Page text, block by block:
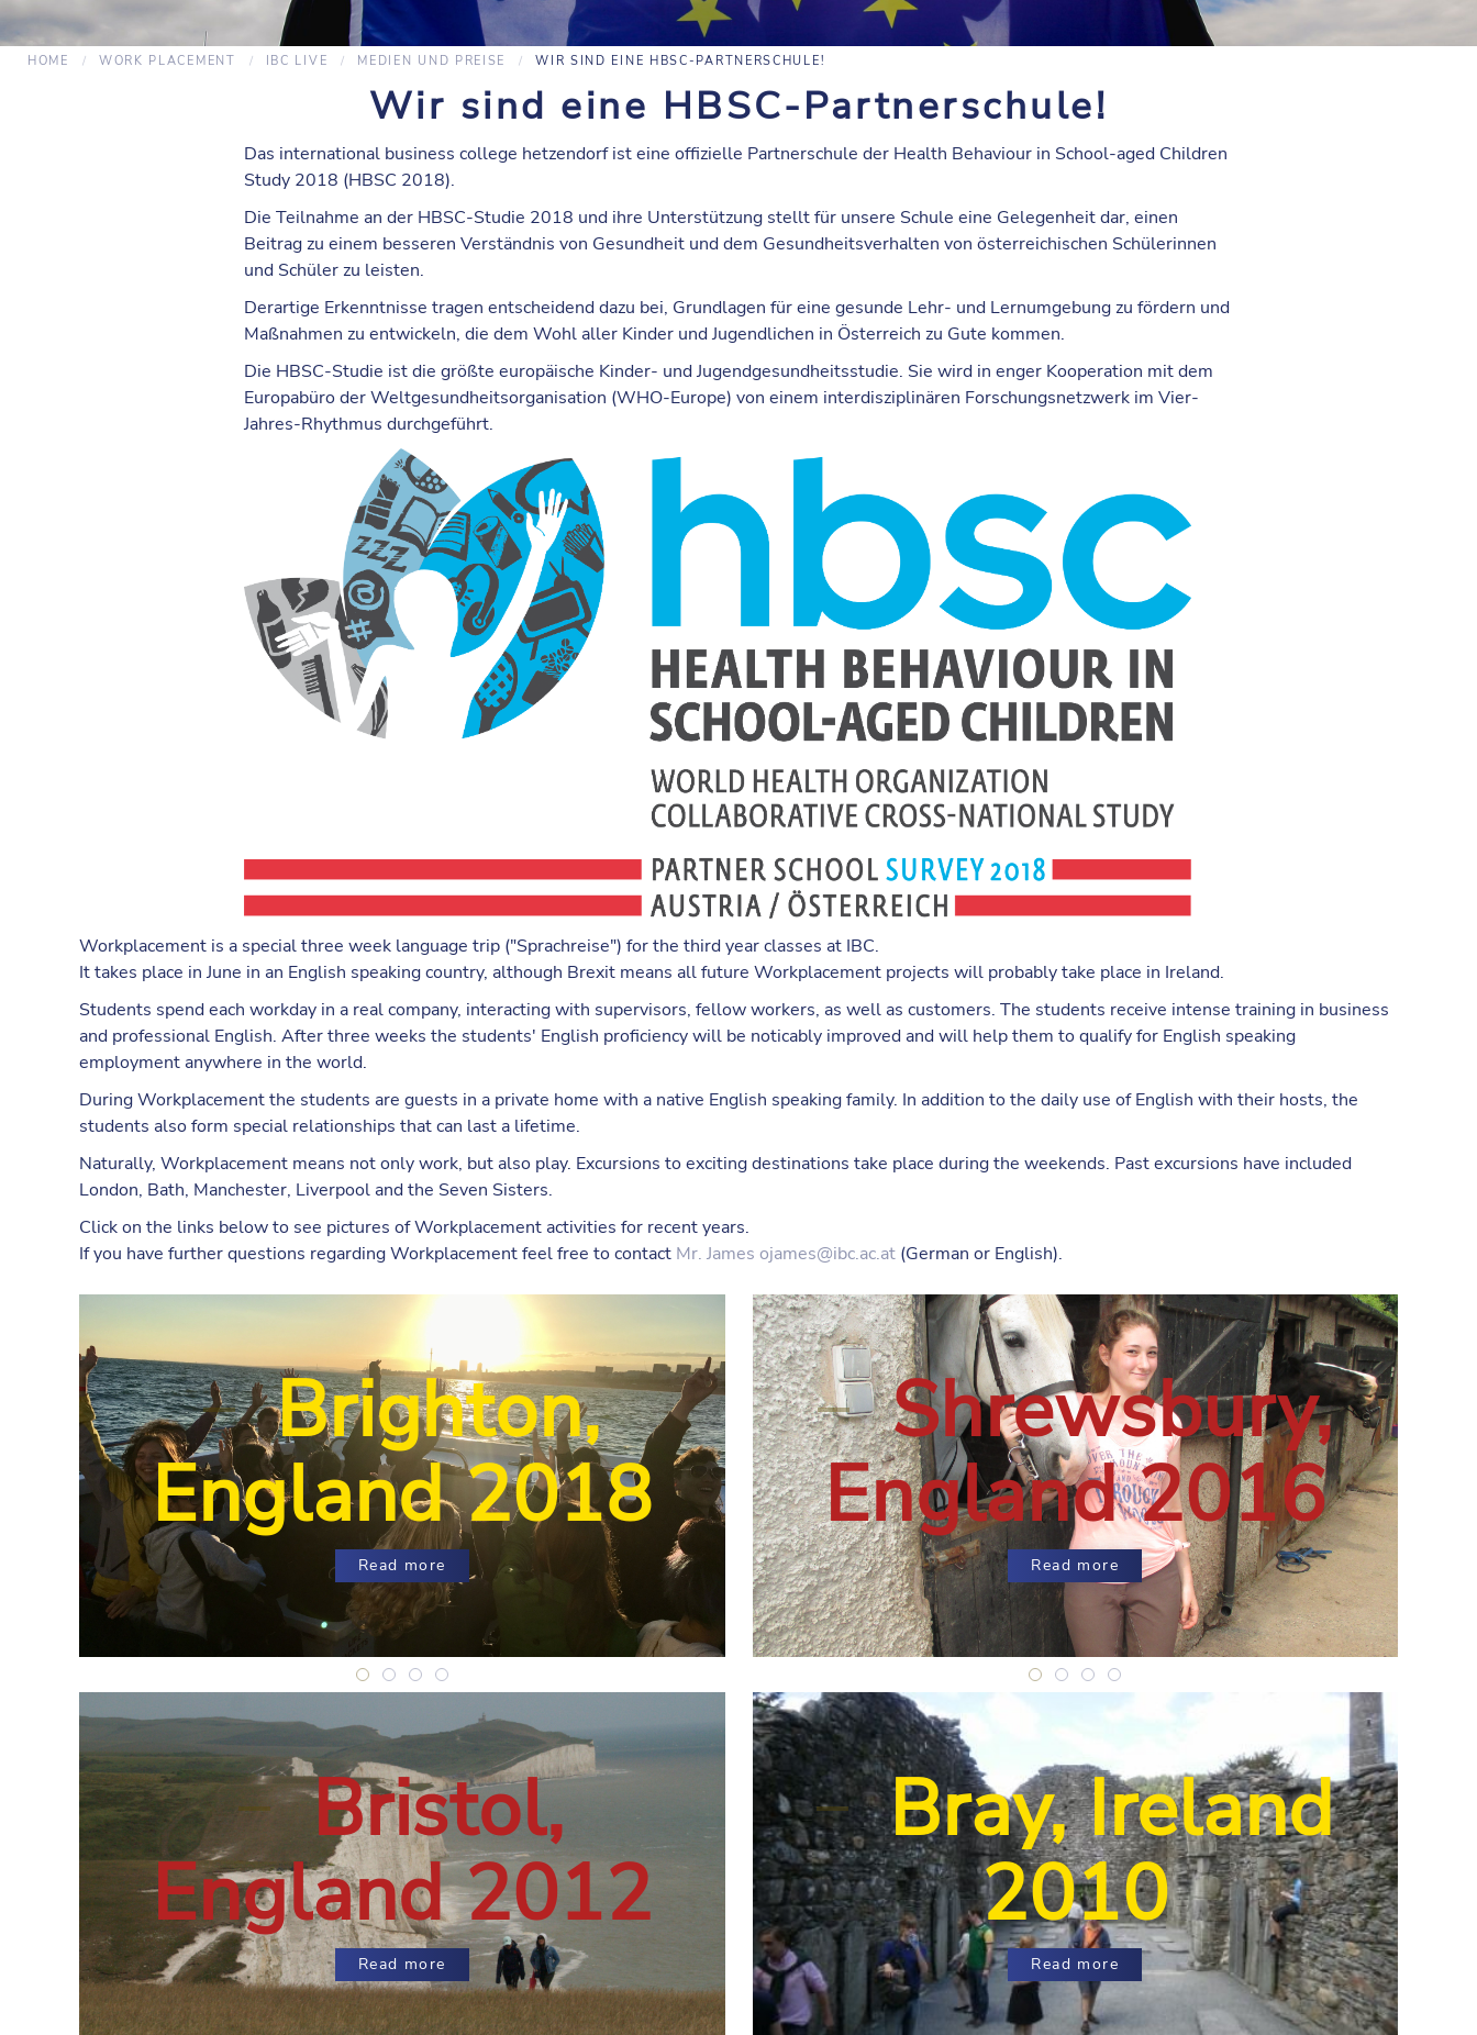
HOME WORK PLACEMENT IBC LIVE MEDIEN UND PREISE WIR SIND EINE HBSC-PARTNERSCHULE!
Wir sind eine HBSC-Partnerschule!
Das international business college hetzendorf ist eine offizielle Partnerschule der Health Behaviour in School-aged Children
Study 2018 (HBSC 2018).
Die Teilnahme an der HBSC-Studie 2018 und ihre Unterstützung stellt für unsere Schule eine Gelegenheit dar, einen
Beitrag zu einem besseren Verständnis von Gesundheit und dem Gesundheitsverhalten von österreichischen Schülerinnen
und Schüler zu leisten.
Derartige Erkenntnisse tragen entscheidend dazu bei, Grundlagen für eine gesunde Lehr- und Lernumgebung zu fördern und
Maßnahmen zu entwickeln, die dem Wohl aller Kinder und Jugendlichen in Österreich zu Gute kommen.
Die HBSC-Studie ist die größte europäische Kinder- und Jugendgesundheitsstudie. Sie wird in enger Kooperation mit dem
Europabüro der Weltgesundheitsorganisation (WHO-Europe) von einem interdisziplinären Forschungsnetzwerk im Vier-
Jahres-Rhythmus durchgeführt.
Workplacement is a special three week language trip ("Sprachreise") for the third year classes at IBC.
It takes place in June in an English speaking country, although Brexit means all future Workplacement projects will probably take place in Ireland.
Students spend each workday in a real company, interacting with supervisors, fellow workers, as well as customers. The students receive intense training in business
and professional English. After three weeks the students' English proficiency will be noticably improved and will help them to qualify for English speaking
employment anywhere in the world.
During Workplacement the students are guests in a private home with a native English speaking family. In addition to the daily use of English with their hosts, the
students also form special relationships that can last a lifetime.
Naturally, Workplacement means not only work, but also play. Excursions to exciting destinations take place during the weekends. Past excursions have included
London, Bath, Manchester, Liverpool and the Seven Sisters.
Click on the links below to see pictures of Workplacement activities for recent years.
If you have further questions regarding Workplacement feel free to contact Mr. James ojames@ibc.ac.at (German or English).
Brighton,
England 2018
Read more
Brighton, England 2018
Brighton, England 2018
Brighton, England 2018
Brighton, England 2018
Bristol,
England 2012
Read more
Shrewsbury,
England 2016
Read more
Shrewsbury, England 2016
Shrewsbury, England 2016
Shrewsbury, England 2016
Shrewsbury, England 2016
Bray, Ireland
2010
Read more